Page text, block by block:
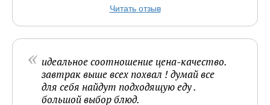
Читать отзыв
идеальное соотношение цена-качество.
завтрак выше всех похвал ! думай все
для себя найдут подходящую еду .
большой выбор блюд.